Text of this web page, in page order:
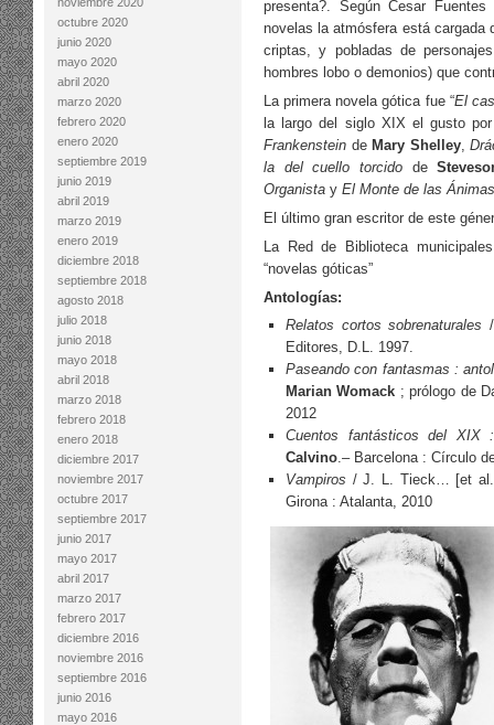
octubre 2020
junio 2020
mayo 2020
abril 2020
marzo 2020
febrero 2020
enero 2020
septiembre 2019
junio 2019
abril 2019
marzo 2019
enero 2019
diciembre 2018
septiembre 2018
agosto 2018
julio 2018
junio 2018
mayo 2018
abril 2018
marzo 2018
febrero 2018
enero 2018
diciembre 2017
noviembre 2017
octubre 2017
septiembre 2017
junio 2017
mayo 2017
abril 2017
marzo 2017
febrero 2017
diciembre 2016
noviembre 2016
septiembre 2016
junio 2016
mayo 2016
presenta?. Según Cesar
novelas la atmósfera está cargada
criptas, y pobladas de
hombres lobo o demonios) que
La primera novela gótica fue “El
la largo del siglo XIX el gusto
Frankenstein de Mary Shelley,
la del cuello torcido de
Organista y El Monte de las
El último gran escritor de este
La Red de Biblioteca
“novelas góticas”
Antologías:
Relatos cortos sobrenaturales
Editores, D.L. 1997.
Paseando con fantasmas :
Marian Womack ; prólogo de
2012
Cuentos fantásticos del XIX
Calvino.– Barcelona : Círculo
Vampiros / J. L. Tieck… [et
Girona : Atalanta, 2010